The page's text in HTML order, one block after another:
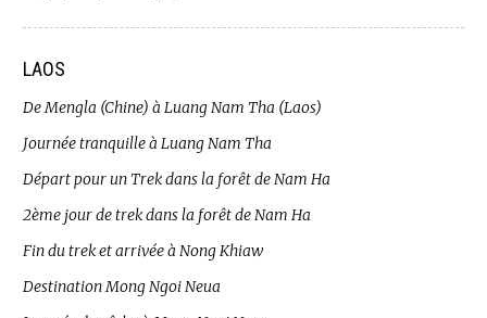
LAOS
De Mengla (Chine) à Luang Nam Tha (Laos)
Journée tranquille à Luang Nam Tha
Départ pour un Trek dans la forêt de Nam Ha
2ème jour de trek dans la forêt de Nam Ha
Fin du trek et arrivée à Nong Khiaw
Destination Mong Ngoi Neua